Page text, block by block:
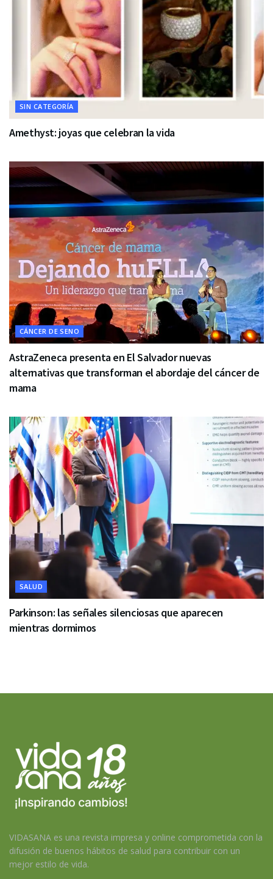
SIN CATEGORÍA
Amethyst: joyas que celebran la vida
CÁNCER DE SENO
AstraZeneca presenta en El Salvador nuevas
alternativas que transforman el abordaje del cáncer de
mama
SALUD
Parkinson: las señales silenciosas que aparecen
mientras dormimos
VIDASANA es una revista impresa y online comprometida con la
difusión de buenos hábitos de salud para contribuir con un
mejor estilo de vida.